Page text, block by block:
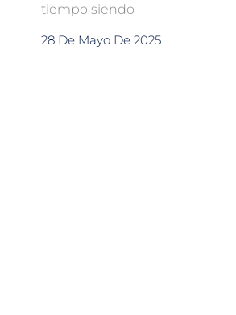
tiempo siendo
28 De Mayo De 2025